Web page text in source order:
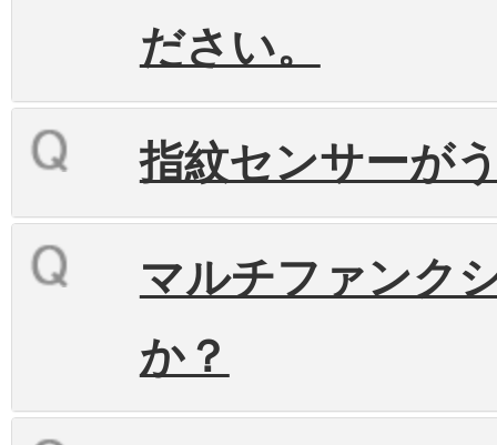
ださい。
指紋センサーが
マルチファンク
か？